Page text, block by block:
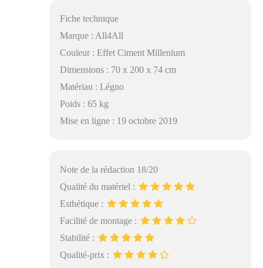
Fiche technique
Marque : All4All
Couleur : Effet Ciment Millenium
Dimensions : 70 x 200 x 74 cm
Matériau : Légno
Poids : 65 kg
Mise en ligne : 19 octobre 2019
Note de la rédaction 18/20
Qualité du matériel :
Esthétique :
Facilité de montage :
Stabilité :
Qualité-prix :